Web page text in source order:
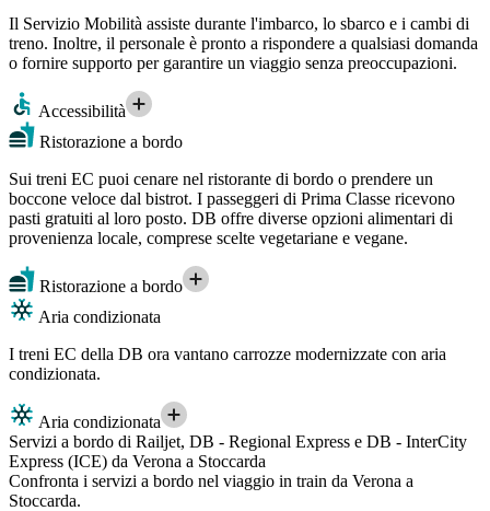
Il Servizio Mobilità assiste durante l'imbarco, lo sbarco e i cambi di
treno. Inoltre, il personale è pronto a rispondere a qualsiasi domanda
o fornire supporto per garantire un viaggio senza preoccupazioni.
Accessibilità
Ristorazione a bordo
Sui treni EC puoi cenare nel ristorante di bordo o prendere un
boccone veloce dal bistrot. I passeggeri di Prima Classe ricevono
pasti gratuiti al loro posto. DB offre diverse opzioni alimentari di
provenienza locale, comprese scelte vegetariane e vegane.
Ristorazione a bordo
Aria condizionata
I treni EC della DB ora vantano carrozze modernizzate con aria
condizionata.
Aria condizionata
Servizi a bordo di Railjet, DB - Regional Express e DB - InterCity
Express (ICE) da Verona a Stoccarda
Confronta i servizi a bordo nel viaggio in train da Verona a
Stoccarda.